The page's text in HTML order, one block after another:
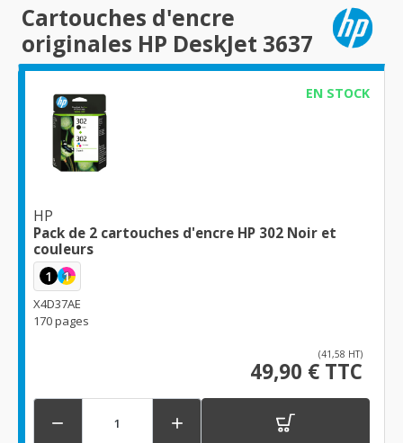
Cartouches d'encre
originales HP DeskJet 3637
EN STOCK
HP
Pack de 2 cartouches d'encre HP 302 Noir et
couleurs
1 1
X4D37AE
170 pages
(41,58 HT)
49,90 € TTC
 